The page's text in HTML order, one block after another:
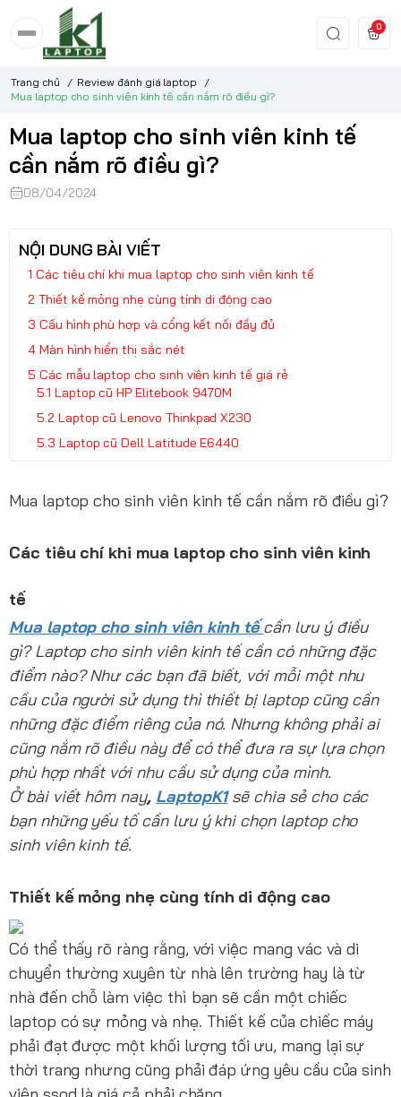
0
Trang chủ / Review đánh giá laptop
/
Mua laptop cho sinh viên kinh tế cần nắm rõ điều gì?
Mua laptop cho sinh viên kinh tế
cần nắm rõ điều gì?
08/04/2024
NỘI DUNG BÀI VIẾT
Các tiêu chí khi mua laptop cho sinh viên kinh tế
Thiết kế mỏng nhẹ cùng tính di động cao
Cấu hình phù hợp và cổng kết nối đầy đủ
Màn hình hiển thị sắc nét
Các mẫu laptop cho sinh viên kinh tế giá rẻ
Laptop cũ HP Elitebook 9470M
Laptop cũ Lenovo Thinkpad X230
Laptop cũ Dell Latitude E6440
Mua laptop cho sinh viên kinh tế cần nắm rõ điều gì?
Các tiêu chí khi mua laptop cho sinh viên kinh
tế
Mua laptop cho sinh viên kinh tếcần lưu ý điều
gì? Laptop cho sinh viên kinh tế cần có những đặc
điểm nào? Như các bạn đã biết, với mỗi một nhu
cầu của người sử dụng thì thiết bị laptop cũng cần
những đặc điểm riêng của nó. Nhưng không phải ai
cũng nắm rõ điều này để có thể đưa ra sự lựa chọn
phù hợp nhất với nhu cầu sử dụng của mình.
Ở bài viết hôm nay, LaptopK1sẽ chia sẻ cho các
bạn những yếu tố cần lưu ý khi chọn laptop cho
sinh viên kinh tế.
Thiết kế mỏng nhẹ cùng tính di động cao
Có thể thấy rõ ràng rằng, với việc mang vác và di
chuyển thường xuyên từ nhà lên trường hay là từ
nhà đến chỗ làm việc thì bạn sẽ cần một chiếc
laptop có sự mỏng và nhẹ. Thiết kế của chiếc máy
phải đạt được một khối lượng tối ưu, mang lại sự
thời trang nhưng cũng phải đáp ứng yêu cầu của sinh